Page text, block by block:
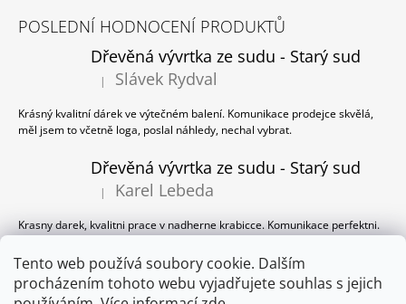
Tento web používá soubory cookie. Dalším
procházením tohoto webu vyjadřujete souhlas s jejich
POSLEDNÍ HODNOCENÍ PRODUKTŮ
Dřevěná vývrtka ze sudu - Starý sud
Hodnocení produktu je 5 z 5 hvězdiček.
| Slávek Rydval
Krásný kvalitní dárek ve výtečném balení. Komunikace prodejce skvělá,
měl jsem to včetně loga, poslal náhledy, nechal vybrat.
Dřevěná vývrtka ze sudu - Starý sud
Hodnocení produktu je 5 z 5 hvězdiček.
| Karel Lebeda
Krasny darek, kvalitni prace v nadherne krabicce. Komunikace perfektni.
Dřevěná vývrtka ze sudu - Starý sud
Hodnocení produktu je 5 z 5 hvězdiček.
| Milan Panzer